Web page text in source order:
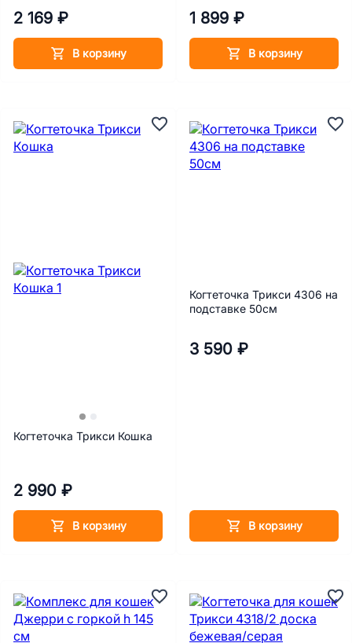
2 169 ₽
В корзину
1 899 ₽
В корзину
Когтеточка Трикси Кошка
2 990 ₽
В корзину
Когтеточка Трикси 4306 на
подставке 50см
3 590 ₽
В корзину